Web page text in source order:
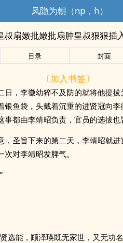
凤隐为朝（np，h）
叔扇嫩批嫩批扇肿皇叔狠狠插
目录 封面
〔加入书签〕
日，李徽幼猝不及防的就将他提
银鱼袋，头戴着沉重的进贤冠向
都由李靖昭负责，官员的选拔也
，圣旨下来的第二天，李靖昭就
对李靖昭发脾气。
选能，顾泽瑛既无家世，又无功